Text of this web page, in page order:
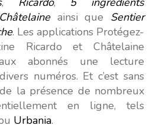
Châtelaineainsi que Sentier
. Les applications Protégez-
Ricardo et Châtelaine
abonnés une lecture
numéros. Et c’est sans
la présence de nombreux
en ligne, tels
Urbania.